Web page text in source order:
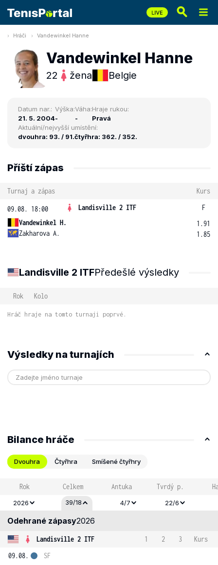
Hráči Vandewinkel Hanne
Vandewinkel Hanne
22 žena Belgie
Datum nar.:
21. 5. 2004
Výška:
-
Váha:
-
Hraje rukou:
Pravá
Aktuální/nejvyšší umístění:
dvouhra: 93. / 91.čtyřhra: 362. / 352.
Příští zápas
Turnaj a zápas Kurs
09.08. 18:00 Landisville 2 ITF
F
Vandewinkel H.
Zakharova A.
1.91
1.85
Landisville 2 ITFPředešlé výsledky
Rok Kolo
Hráč hraje na tomto turnaji poprvé.
Výsledky na turnajích
Bilance hráče
Dvouhra Čtyřhra Smíšené čtyřhry
Rok Celkem Antuka Tvrdý p.
2026 39/18 4/7 22/6
Odehrané zápasy2026
Landisville 2 ITF 1 2 3
Kurs
09.08.
SF